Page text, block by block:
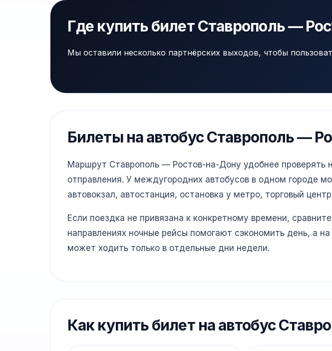
Где купить билет Ставрополь —
Мы оставили несколько партнёрских выходов, чтобы
Билеты на автобус Ставрополь —
Маршрут Ставрополь — Ростов-на-Дону удобнее проверять
отправления. У междугородних автобусов в одном городе
автовокзал, автостанция, остановка у метро, торговый
Если поездка не привязана к конкретному времени,
направлениях ночные рейсы помогают сэкономить день, а
может ходить только в отдельные дни недели.
Как купить билет на автобус